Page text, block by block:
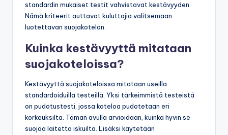
standardin mukaiset testit vahvistavat kestävyyden.
Nämä kriteerit auttavat kuluttajia valitsemaan
luotettavan suojakotelon.
Kuinka kestävyyttä mitataan
suojakoteloissa?
Kestävyyttä suojakoteloissa mitataan useilla
standardoiduilla testeillä. Yksi tärkeimmistä testeistä
on pudotustesti, jossa koteloa pudotetaan eri
korkeuksilta. Tämän avulla arvioidaan, kuinka hyvin se
suojaa laitetta iskuilta. Lisäksi käytetään